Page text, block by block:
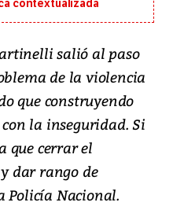
contextualizada
salió al paso
de la violencia
que construyendo
la inseguridad. Si
que cerrar el
dar rango de
Policía Nacional.